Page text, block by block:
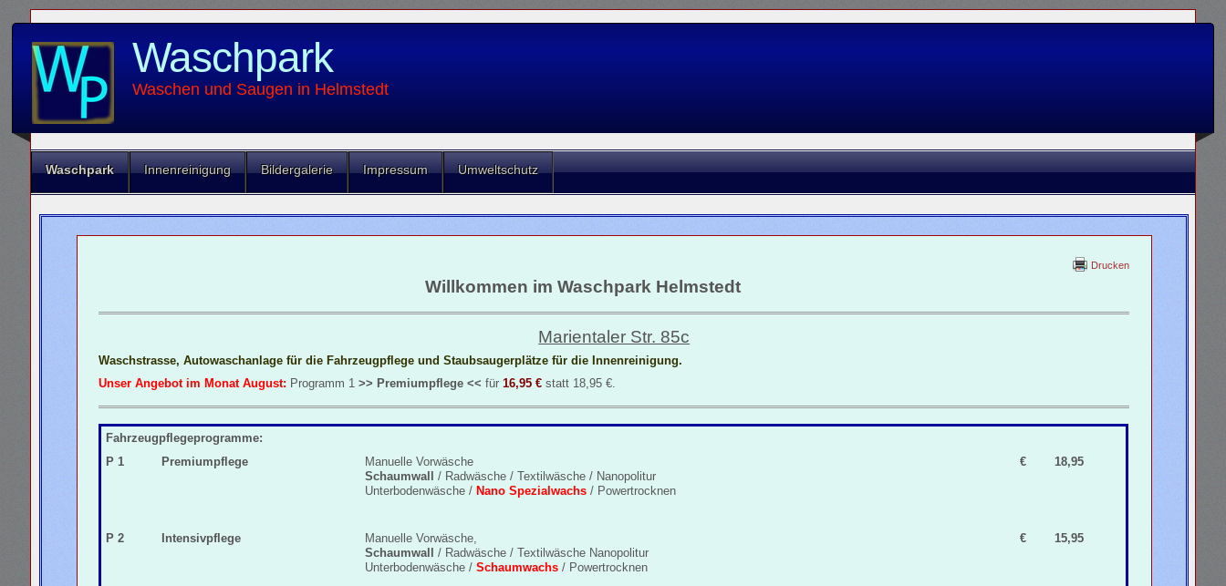
Waschpark
Waschen und Saugen in Helmstedt
Waschpark Innenreinigung Bildergalerie Impressum Umweltschutz
Drucken
Willkommen im Waschpark Helmstedt
Marientaler Str. 85c
Waschstrasse, Autowaschanlage für die Fahrzeugpflege und Staubsaugerplätze für die Innenreinigung.
Unser Angebot im Monat August: Programm 1>> Premiumpflege <<für16,95 € statt 18,95 €.
Fahrzeugpflegeprogramme:
P 1
Premiumpflege
Manuelle Vorwäsche
Schaumwall
/ Radwäsche / Textilwäsche / Nanopolitur
Unterbodenwäsche / Nano Spezialwachs / Powertrocknen
€ 18,95
P 2 Intensivpflege
Manuelle Vorwäsche,
Schaumwall
/ Radwäsche / Textilwäsche Nanopolitur
Unterbodenwäsche /Schaumwachs / Powertrocknen
€ 15,95